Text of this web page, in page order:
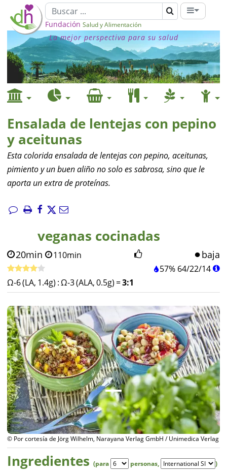
Fundación Salud y Alimentación
La mejor perspectiva para su salud
Ensalada de lentejas con pepino
y aceitunas
Esta colorida ensalada de lentejas con pepino, aceitunas,
pimiento y un buen aliño no solo es sabrosa, sino que le
aporta un extra de proteínas.
veganas cocinadas
20min 110min baja
57% 64/22/14
Ω-6 (LA, 1.4g) :Ω-3 (ALA, 0.5g) =3:1
© Por cortesía de Jörg Wilhelm, Narayana Verlag GmbH / Unimedica Verlag
Ingredientes (para personas, )